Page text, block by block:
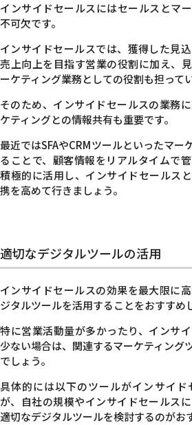
インサイドセールスにはセールスとマ
不可欠です。
インサイドセールスでは、獲得した見
売上向上を目指す営業の役割に加え、
ーケティング業務としての役割も担って
そのため、インサイドセールスの業務
ケティングとの情報共有も重要です。
最近ではSFAやCRMツールといったマー
ることで、顧客情報をリアルタイムで
積極的に活用し、インサイドセールス
携を高めて行きましょう。
適切なデジタルツールの活用
インサイドセールスの効果を最大限に
ジタルツールを活用することをおすすめ
特に営業活動量が多かったり、インサ
少ない場合は、関連するマーケティング
でしょう。
具体的には以下のツールがインサイド
が、自社の規模やインサイドセールス
適切なデジタルツールを検討するのがお